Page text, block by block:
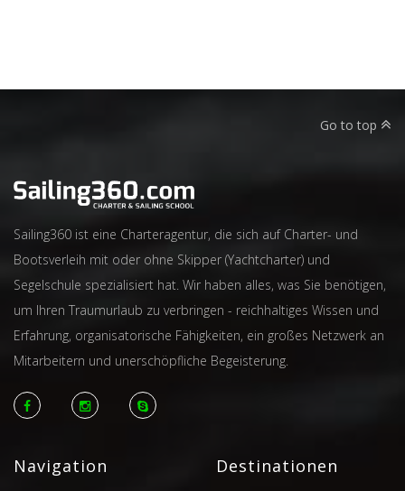
Go to top
Sailing360 ist eine Charteragentur, die sich auf Charter- und
Bootsverleih mit oder ohne Skipper (Yachtcharter) und
Segelschule spezialisiert hat. Wir haben alles, was Sie benötigen,
um Ihren Traumurlaub zu verbringen - reichhaltiges Wissen und
Erfahrung, organisatorische Fähigkeiten, ein großes Netzwerk an
Mitarbeitern und unerschöpfliche Begeisterung.
Navigation Destinationen